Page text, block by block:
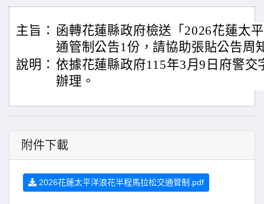
主旨： 函轉花蓮縣政府檢送「2026花蓮太
通管制公告1份，請協助張貼公告周
說明： 依據花蓮縣政府115年3月9日府警交
辦理。
附件下載
2026花蓮太平洋浪花半程馬拉松交通管制.pdf